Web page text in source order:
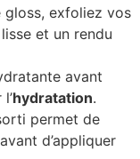
gloss, exfoliez vos
et un rendu
avant
hydratation.
permet de
d’appliquer